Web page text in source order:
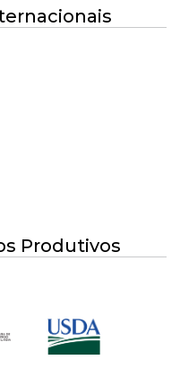
Produtivos